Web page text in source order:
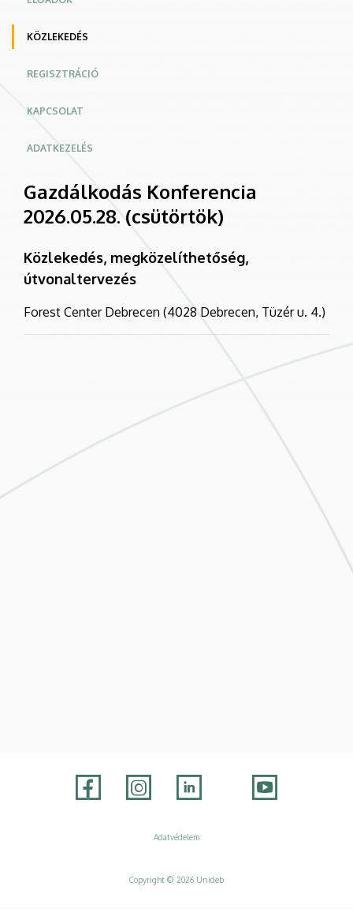
KÖZLEKEDÉS
REGISZTRÁCIÓ
KAPCSOLAT
ADATKEZELÉS
Gazdálkodás Konferencia
2026.05.28. (csütörtök)
Közlekedés, megközelíthetőség,
útvonaltervezés
Forest Center Debrecen (4028 Debrecen, Tüzér u. 4.)
Adatvédelem
Adatvédelem
Copyright © 2026 Unideb